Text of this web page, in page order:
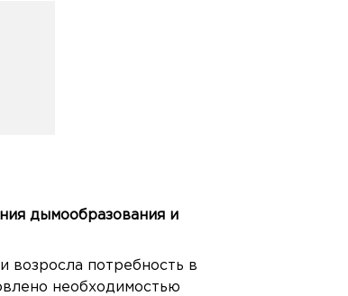
дымообразования и
возросла потребность в
необходимостью